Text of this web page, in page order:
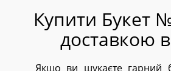
Купити Букет
доставкою
Якщо ви шукаєте гарний